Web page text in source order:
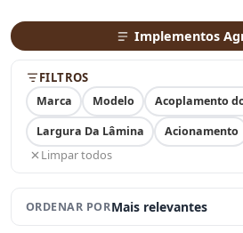
Implementos
FILTROS
Marca Modelo
Acoplamento
Largura Da Lâmina
Acionamento
Limpar todos
ORDENAR PORMais relevantes